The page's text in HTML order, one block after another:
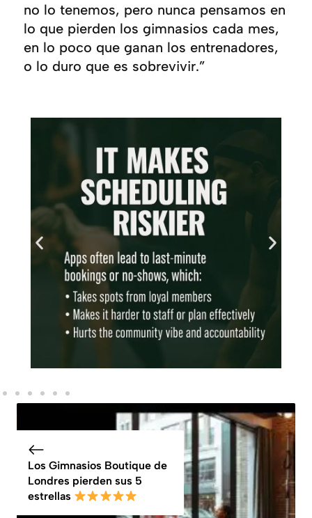
no lo tenemos, pero nunca pensamos en
lo que pierden los gimnasios cada mes,
en lo poco que ganan los entrenadores,
o lo duro que es sobrevivir.”
Los Gimnasios Boutique de
Londres pierden sus 5
estrellas